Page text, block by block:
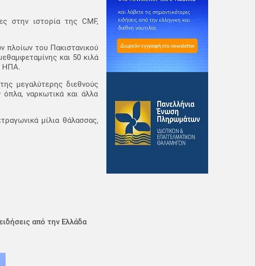
στην ιστορία της CMF,
πλοίων του Πακιστανικού
και 50 κιλά
ΗΠΑ.
μεγαλύτερης διεθνούς
ναρκωτικά και άλλα
μίλια θάλασσας,
από την Ελλάδα